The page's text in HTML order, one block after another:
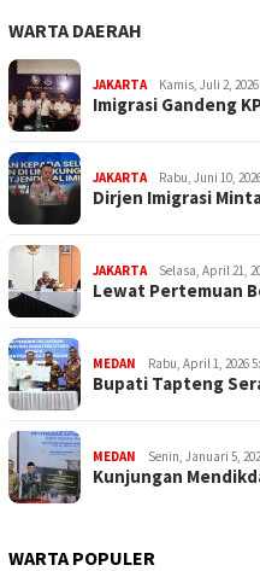
WARTA DAERAH
JAKARTA Kamis, Juli 2,
Imigrasi Gandeng
JAKARTA Rabu, Juni 10,
Dirjen Imigrasi
JAKARTA Selasa, April 21,
Lewat Pertemuan
MEDAN Rabu, April 1, 2026
Bupati Tapteng
MEDAN Senin, Januari 5,
Kunjungan
WARTA POPULER